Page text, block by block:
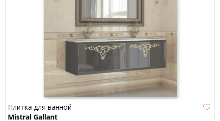
Плитка для ванной
Mistral Gallant